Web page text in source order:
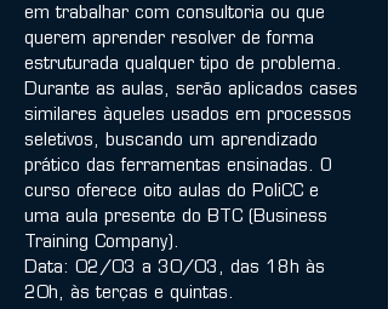
em trabalhar com consultoria ou que
querem aprender resolver de forma
estruturada qualquer tipo de problema.
Durante as aulas, serão aplicados cases
similares àqueles usados em processos
seletivos, buscando um aprendizado
prático das ferramentas ensinadas. O
curso oferece oito aulas do PoliCC e
uma aula presente do BTC (Business
Training Company).
Data: 02/03 a 30/03, das 18h às
20h, às terças e quintas.